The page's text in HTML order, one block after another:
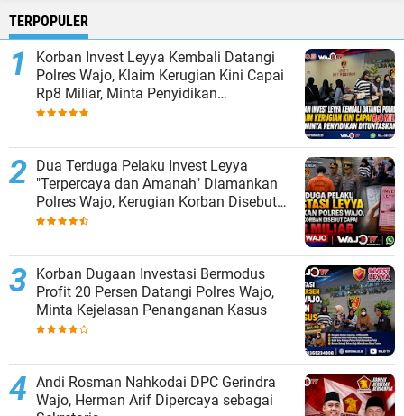
TERPOPULER
Korban Invest Leyya Kembali Datangi
Polres Wajo, Klaim Kerugian Kini Capai
Rp8 Miliar, Minta Penyidikan
Dituntaskan
Dua Terduga Pelaku Invest Leyya
"Terpercaya dan Amanah" Diamankan
Polres Wajo, Kerugian Korban Disebut
Capai Rp8 Miliar
Korban Dugaan Investasi Bermodus
Profit 20 Persen Datangi Polres Wajo,
Minta Kejelasan Penanganan Kasus
Andi Rosman Nahkodai DPC Gerindra
Wajo, Herman Arif Dipercaya sebagai